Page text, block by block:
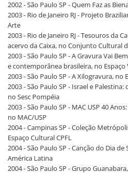
2002 - São Paulo SP - Quem Faz as
2003 - Rio de Janeiro RJ - Projeto
Arte
2003 - Rio de Janeiro RJ - Tesouros da
acervo da Caixa, no Conjunto Cultural
2003 - São Paulo SP - A Gravura Vai
e contemporânea brasileira, no Espaço
2003 - São Paulo SP - A Xilogravura,
2003 - São Paulo SP - Israel e
no Sesc Pompéia
2003 - São Paulo SP - MAC USP 40
no MAC/USP
2004 - Campinas SP - Coleção
Espaço Cultural CPFL
2004 - São Paulo SP - Canção do Dia
América Latina
2004 - São Paulo SP - Grupo